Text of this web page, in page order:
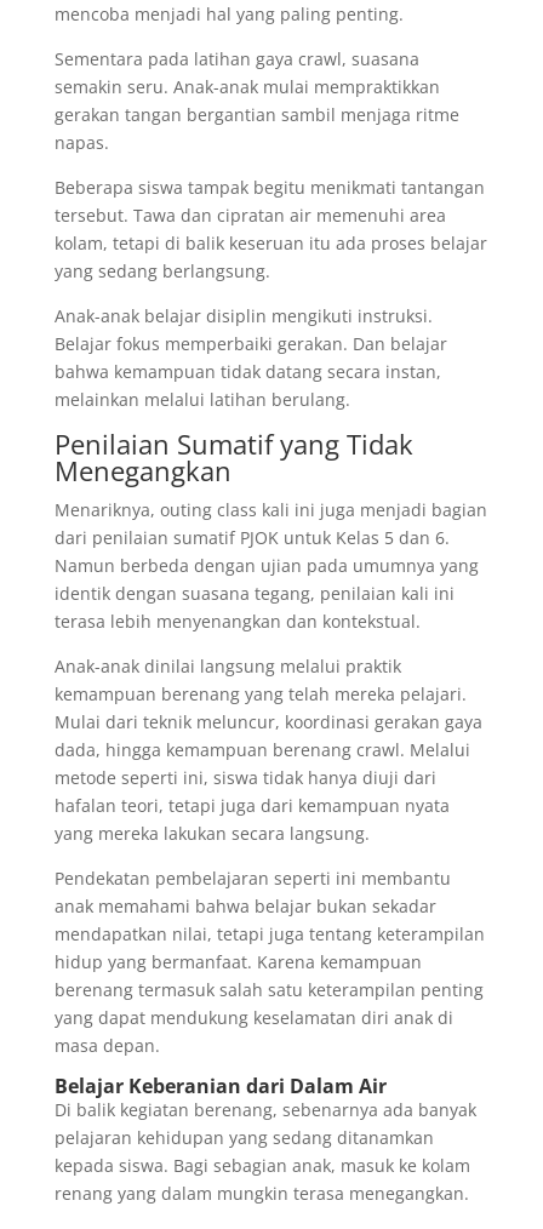
mencoba menjadi hal yang paling penting.
Sementara pada latihan gaya crawl, suasana
semakin seru. Anak-anak mulai mempraktikkan
gerakan tangan bergantian sambil menjaga ritme
napas.
Beberapa siswa tampak begitu menikmati tantangan
tersebut. Tawa dan cipratan air memenuhi area
kolam, tetapi di balik keseruan itu ada proses belajar
yang sedang berlangsung.
Anak-anak belajar disiplin mengikuti instruksi.
Belajar fokus memperbaiki gerakan. Dan belajar
bahwa kemampuan tidak datang secara instan,
melainkan melalui latihan berulang.
Penilaian Sumatif yang Tidak
Menegangkan
Menariknya, outing class kali ini juga menjadi bagian
dari penilaian sumatif PJOK untuk Kelas 5 dan 6.
Namun berbeda dengan ujian pada umumnya yang
identik dengan suasana tegang, penilaian kali ini
terasa lebih menyenangkan dan kontekstual.
Anak-anak dinilai langsung melalui praktik
kemampuan berenang yang telah mereka pelajari.
Mulai dari teknik meluncur, koordinasi gerakan gaya
dada, hingga kemampuan berenang crawl. Melalui
metode seperti ini, siswa tidak hanya diuji dari
hafalan teori, tetapi juga dari kemampuan nyata
yang mereka lakukan secara langsung.
Pendekatan pembelajaran seperti ini membantu
anak memahami bahwa belajar bukan sekadar
mendapatkan nilai, tetapi juga tentang keterampilan
hidup yang bermanfaat. Karena kemampuan
berenang termasuk salah satu keterampilan penting
yang dapat mendukung keselamatan diri anak di
masa depan.
Belajar Keberanian dari Dalam Air
Di balik kegiatan berenang, sebenarnya ada banyak
pelajaran kehidupan yang sedang ditanamkan
kepada siswa. Bagi sebagian anak, masuk ke kolam
renang yang dalam mungkin terasa menegangkan.